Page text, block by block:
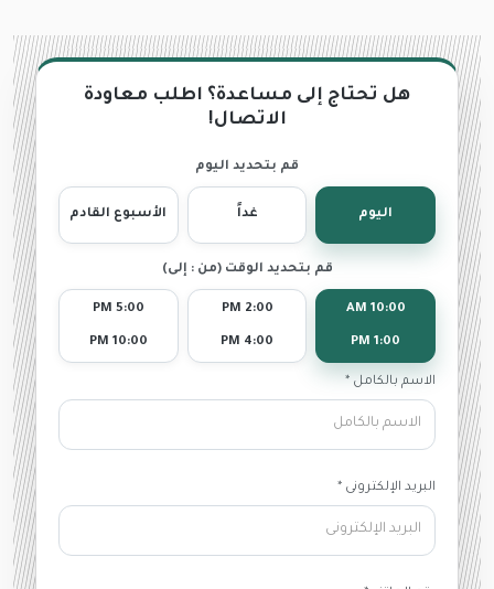
هل تحتاج إلى مساعدة؟ اطلب معاودة
الاتصال!
قم بتحديد اليوم
اليوم غداً الأسبوع القادم
قم بتحديد الوقت (من : إلى)
10:00 AM
1:00 PM
2:00 PM
4:00 PM
5:00 PM
10:00 PM
الاسم بالكامل *
البريد الإلكترونى *